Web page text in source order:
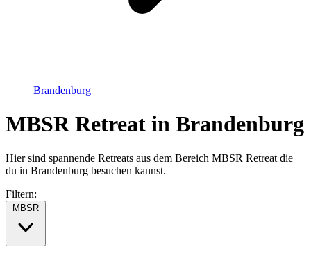
Brandenburg
MBSR Retreat in Brandenburg
Hier sind spannende Retreats aus dem Bereich MBSR Retreat die
du in Brandenburg besuchen kannst.
Filtern:
MBSR